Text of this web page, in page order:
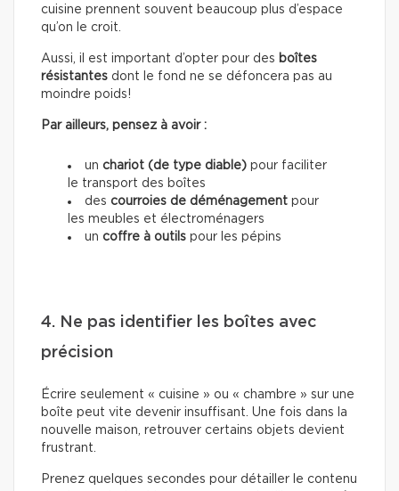
cuisine prennent souvent beaucoup plus d’espace
qu’on le croit.
Aussi, il est important d’opter pour des boîtes
résistantes dont le fond ne se défoncera pas au
moindre poids!
Par ailleurs, pensez à avoir :
un chariot (de type diable) pour faciliter
le transport des boîtes
des courroies de déménagement pour
les meubles et électroménagers
un coffre à outils pour les pépins
4. Ne pas identifier les boîtes avec
précision
Écrire seulement « cuisine » ou « chambre » sur une
boîte peut vite devenir insuffisant. Une fois dans la
nouvelle maison, retrouver certains objets devient
frustrant.
Prenez quelques secondes pour détailler le contenu